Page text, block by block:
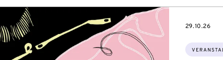
Themen:
29.10.26